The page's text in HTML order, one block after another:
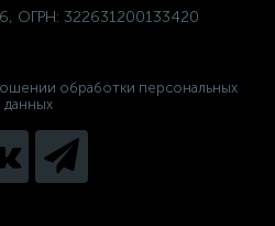
ОГРН: 322631200133420
обработки персональных
данных